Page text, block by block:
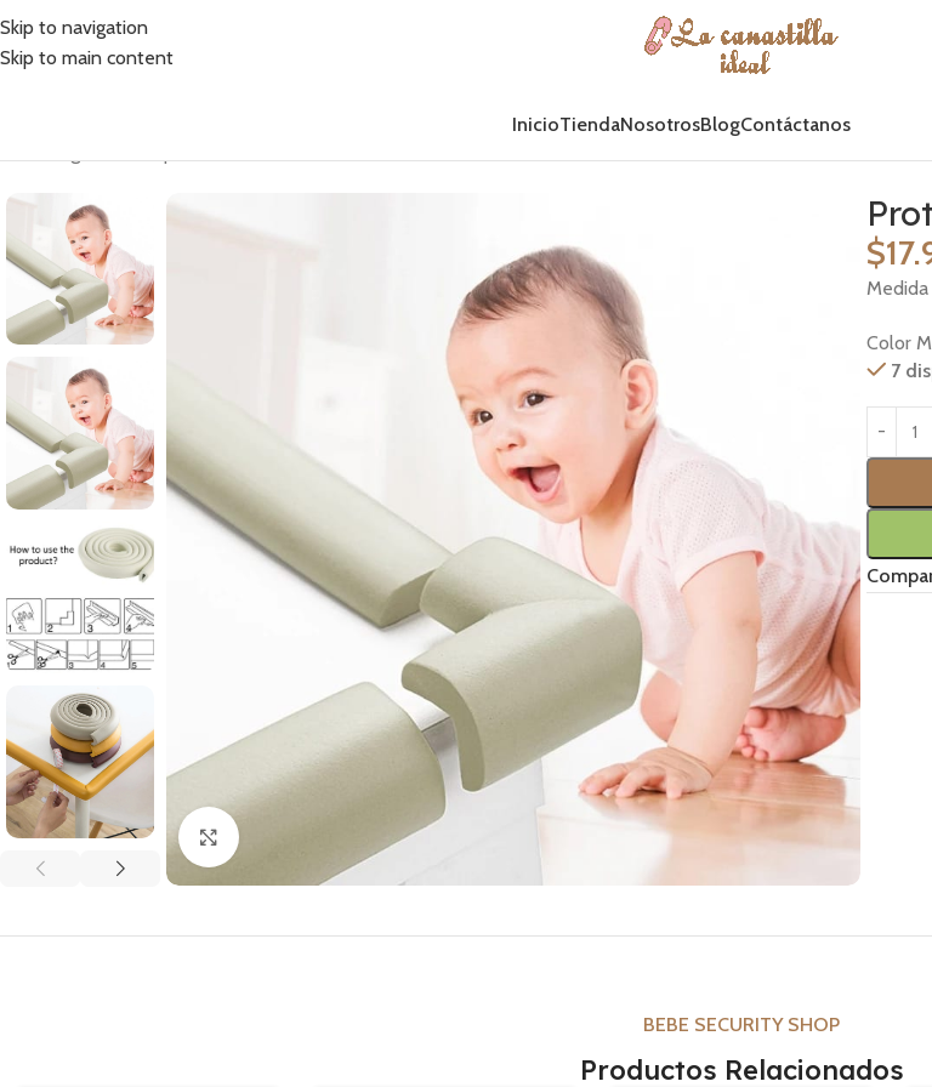
Skip to navigation
Skip to main content
InicioTiendaNosotrosBlogContáctanos
$
Color
7
BEBE SECURITY SHOP
Productos Relacionados